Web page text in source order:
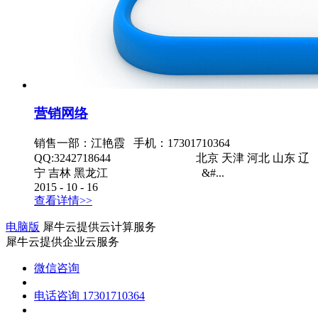
营销网络
销售一部：江艳霞 手机：17301710364
QQ:3242718644 北京 天津 河北 山东 辽
宁 吉林 黑龙江 &#...
2015 - 10 - 16
查看详情>>
电脑版 犀牛云提供云计算服务
犀牛云提供企业云服务
微信咨询
电话咨询 17301710364